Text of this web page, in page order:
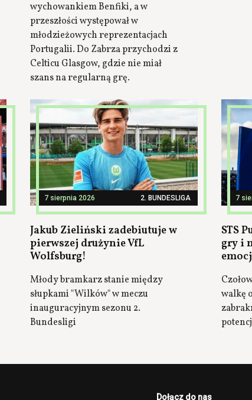
wychowankiem Benfiki, a w
przeszłości występował w
młodzieżowych reprezentacjach
Portugalii. Do Zabrza przychodzi z
Celticu Glasgow, gdzie nie miał
szans na regularną grę.
7 sierpnia 2026 2. BUNDESLIGA
Jakub Zieliński zadebiutuje w
pierwszej drużynie VfL
Wolfsburg!
Młody bramkarz stanie między
słupkami "Wilków" w meczu
inauguracyjnym sezonu 2.
Bundesligi
7
STS
gry i
walkę
Dołącz do nas